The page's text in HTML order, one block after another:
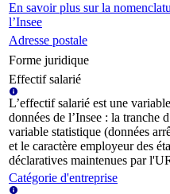
En savoir plus sur la
l’Insee
Adresse postale
Forme juridique
Effectif salarié
L’effectif salarié est une
données de l’Insee : la tranche
variable statistique (données
et le caractère employeur des
déclaratives maintenues par
Catégorie d'entreprise